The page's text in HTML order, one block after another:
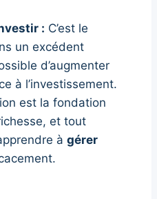
: C’est le
un excédent
d’augmenter
à l’investissement.
est la fondation
et tout
à gérer